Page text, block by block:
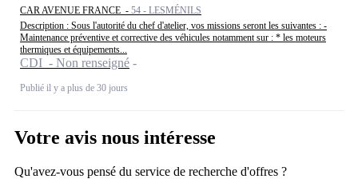
CAR AVENUE FRANCE - 54 - LESMÉNILS
Description : Sous l'autorité du chef d'atelier, vos missions seront les suivantes : -
Maintenance préventive et corrective des véhicules notamment sur : * les moteurs
thermiques et équipements...
CDI - Non renseigné
Publié il y a plus de 30 jours
Votre avis nous intéresse
Qu'avez-vous pensé du service de recherche d'offres ?